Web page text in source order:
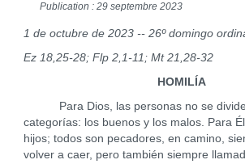
Publication : 29 septembre 2023
1 de octubre de 2023 -- 26º domingo
Ez 18,25-28; Flp 2,1-11; Mt 21,28-32
HOMILÍA
Para Dios, las personas no se
categorías: los buenos y los malos. Para
hijos; todos son pecadores, en camino,
volver a caer, pero también siempre